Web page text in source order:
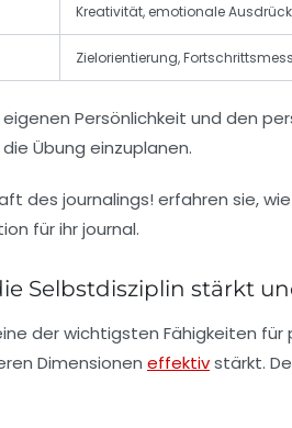
Kreativität, emotionale
Zielorientierung,
Persönlichkeit und den
Übung einzuplanen.
Selbstdisziplin stärkt
der wichtigsten Fähigkeiten
Dimensionen effektivstärkt.